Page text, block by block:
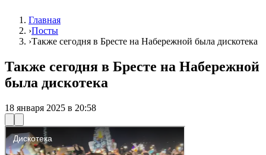
Главная
›Посты
›Также сегодня в Бресте на Набережной была дискотека
Также сегодня в Бресте на Набережной
была дискотека
18 января 2025 в 20:58